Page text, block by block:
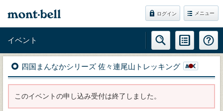
ログイン メニュー
イベント
四国まんなかシリーズ 佐々連尾山トレッキング
このイベントの申し込み受付は終了しました。